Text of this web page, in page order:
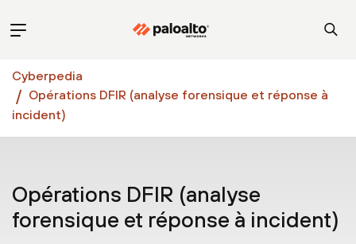
Cyberpedia
Opérations DFIR (analyse forensique et réponse à
incident)
Opérations DFIR (analyse
forensique et réponse à incident)